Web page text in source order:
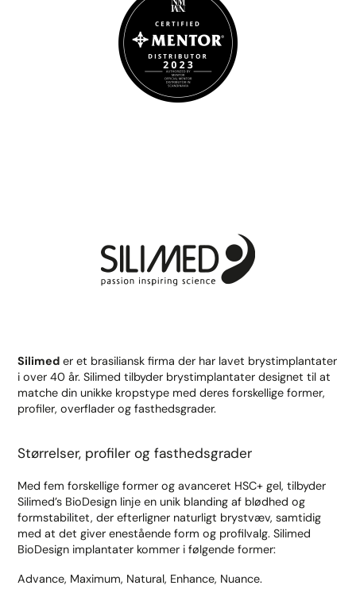
Silimed er et brasiliansk firma der har lavet brystimplantater
i over 40 år. Silimed tilbyder brystimplantater designet til at
matche din unikke kropstype med deres forskellige former,
profiler, overflader og fasthedsgrader.
Størrelser, profiler og fasthedsgrader
Med fem forskellige former og avanceret HSC+ gel, tilbyder
Silimed’s BioDesign linje en unik blanding af blødhed og
formstabilitet, der efterligner naturligt brystvæv, samtidig
med at det giver enestående form og profilvalg. Silimed
BioDesign implantater kommer i følgende former:
Advance, Maximum, Natural, Enhance, Nuance.